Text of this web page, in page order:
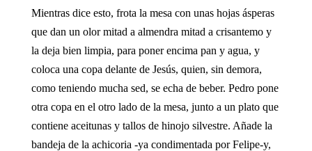
Mientras dice esto, frota la mesa con unas hojas ásperas
que dan un olor mitad a almendra mitad a crisantemo y
la deja bien limpia, para poner encima pan y agua, y
coloca una copa delante de Jesús, quien, sin demora,
como teniendo mucha sed, se echa de beber. Pedro pone
otra copa en el otro lado de la mesa, junto a un plato que
contiene aceitunas y tallos de hinojo silvestre. Añade la
bandeja de la achicoria -ya condimentada por Felipe-y,